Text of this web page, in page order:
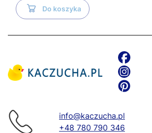
Do koszyka
info@kaczucha.pl
+48 780 790 346